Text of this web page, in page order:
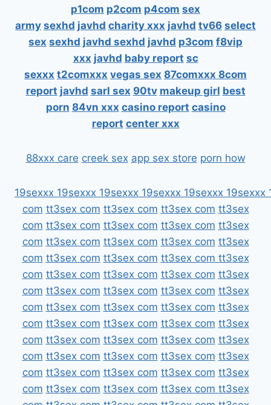
p1com p2com p4com sex
army sexhd javhd charity xxx javhd tv66 select
sex sexhd javhd sexhd javhd p3com f8vip
xxx javhd baby report sc
sexxx t2comxxx vegas sex 87comxxx 8com
report javhd sarl sex 90tv makeup girl best
porn 84vn xxx casino report casino
report center xxx
88xxx care creek sex app sex store porn how
19sexxx 19sexxx 19sexxx 19sexxx 19sexxx 19sexxx
com tt3sex com tt3sex com tt3sex com tt3sex
com tt3sex com tt3sex com tt3sex com tt3sex
com tt3sex com tt3sex com tt3sex com tt3sex
com tt3sex com tt3sex com tt3sex com tt3sex
com tt3sex com tt3sex com tt3sex com tt3sex
com tt3sex com tt3sex com tt3sex com tt3sex
com tt3sex com tt3sex com tt3sex com tt3sex
com tt3sex com tt3sex com tt3sex com tt3sex
com tt3sex com tt3sex com tt3sex com tt3sex
com tt3sex com tt3sex com tt3sex com tt3sex
com tt3sex com tt3sex com tt3sex com tt3sex
com tt3sex com tt3sex com tt3sex com tt3sex